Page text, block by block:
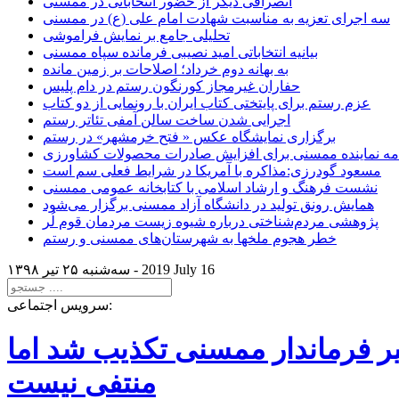
سه اجرای تعزیه به مناسبت شهادت امام علی (ع) در ممسنی
تحلیلی جامع بر نمایش فراموشی
بیانیه انتخاباتی امید نصیبی فرمانده سپاه ممسنی
به بهانه دوم خرداد؛ اصلاحات بر زمین مانده
حفاران غیرمجاز کورنگون رستم در دام پلیس
عزم رستم برای پایتختی کتاب ایران با رونمایی از دو کتاب
اجرایی شدن ساخت سالن آمفی تئاتر رستم
برگزاری نمایشگاه عکس « فتح خرمشهر» در رستم
نماینده ممسنی برای افزایش صادرات محصولات کشاورزی
مسعود گودرزی:مذاکره با آمریکا در شرایط فعلی سم است
نشست فرهنگ و ارشاد اسلامی با کتابخانه عمومی ممسنی
همایش رونق تولید در دانشگاه آزاد ممسنی برگزار می‌شود
پژوهشی مردم‌شناختی درباره شیوه زیست مردمان قوم لُر
خطر هجوم ملخها به شهرستان‌های ممسنی و رستم
سه‌شنبه ۲۵ تير ۱۳۹۸ - 2019 July 16
سرویس اجتماعی:
فرماندار ممسنی تکذیب شد اما
منتفی نیست